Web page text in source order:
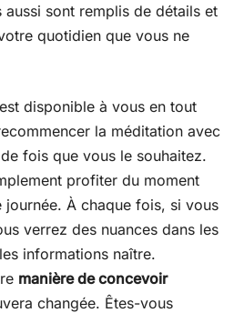
aussi sont remplis de détails et
quotidien que vous ne
disponible à vous en tout
la méditation avec
fois que vous le souhaitez.
profiter du moment
journée. À chaque fois, si vous
verrez des nuances dans les
informations naître.
manière de concevoir
changée. Êtes-vous